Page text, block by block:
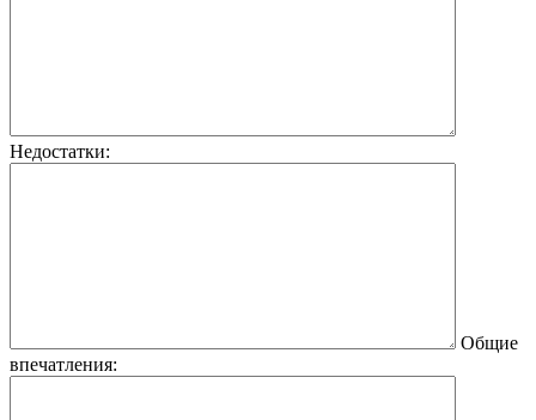
Недостатки:
Общие
впечатления: